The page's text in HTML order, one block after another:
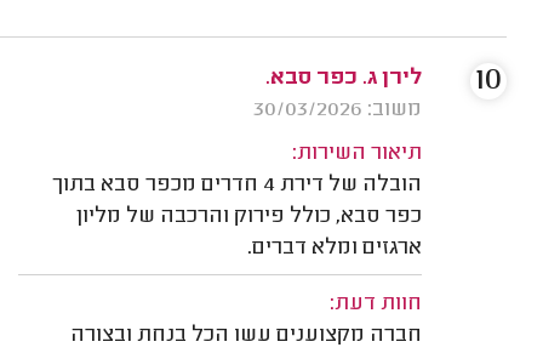
לירן ג. כפר סבא.
משוב: 30/03/2026
תיאור השירות:
הובלה של דירת 4 חדרים מכפר סבא בתוך
כפר סבא, כולל פירוק והרכבה של מליון
ארגזים ומלא דברים.
חוות דעת:
חברה מקצוענים עשו הכל בנחת ובצורה
10